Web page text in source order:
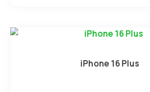
iPhone 16 Plus